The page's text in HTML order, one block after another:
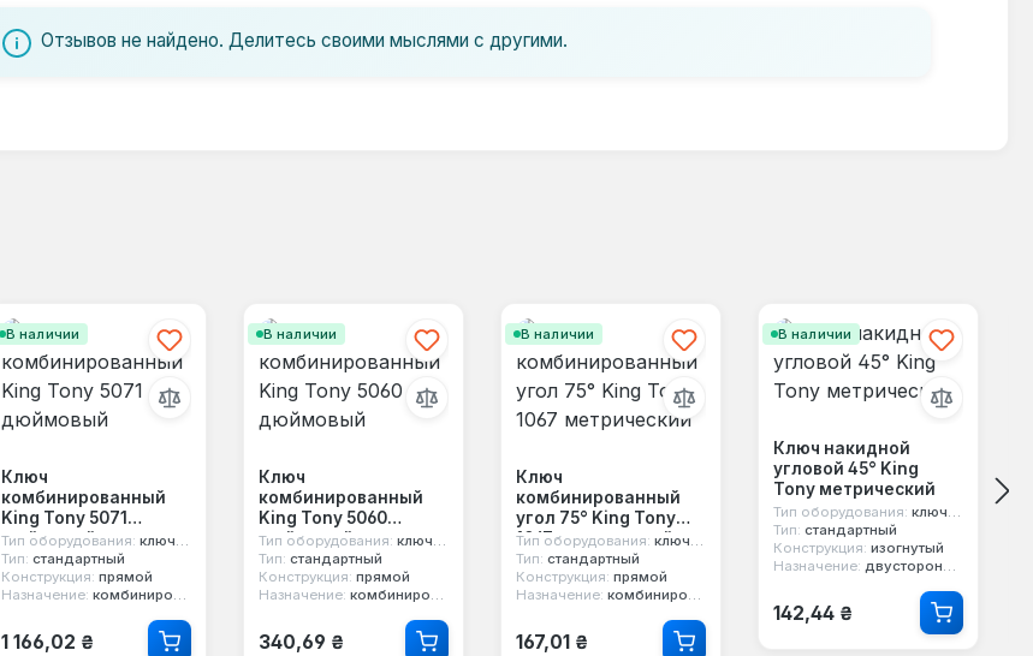
Отзывов не найдено. Делитесь своими мыслями с другими.
В наличии
Ключ
комбинированный
King Tony 5071
дюймовый
Тип оборудования: ключ гаечный
Тип: стандартный
Конструкция: прямой
Назначение: комбинированный, двусторонний, 12-ти гранный
Обычная цена:
1 166,02 ₴
В наличии
Ключ
комбинированный
King Tony 5060
дюймовый
Тип оборудования: ключ гаечный
Тип: стандартный
Конструкция: прямой
Назначение: комбинированный, двусторонний, 12-ти гранный
Обычная цена:
340,69 ₴
В наличии
Ключ
комбинированный
угол 75° King Tony
1067 метрический
Тип оборудования: ключ гаечный
Тип: стандартный
Конструкция: прямой
Назначение: комбинированный, двусторонний, 12-ти гранный
Обычная цена:
167,01 ₴
В наличии
Ключ накидной
угловой 45° King
Tony метрический
Тип оборудования: ключ гаечный
Тип: стандартный
Конструкция: изогнутый
Назначение: двусторонний, 12-ти гранный, накидной
Обычная цена:
142,44 ₴